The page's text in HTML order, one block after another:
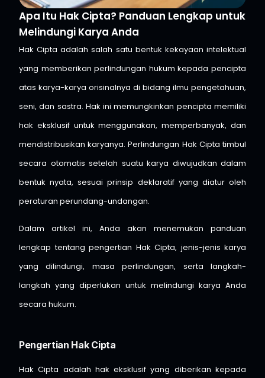
Apa Itu Hak Cipta? Panduan Lengkap untuk
Melindungi Karya Anda
Hak Cipta adalah salah satu bentuk kekayaan intelektual
yang memberikan perlindungan hukum kepada pencipta
atas karya-karya orisinalnya di bidang ilmu pengetahuan,
seni, dan sastra. Hak ini memungkinkan pencipta memiliki
hak eksklusif untuk menggunakan, memperbanyak, dan
mendistribusikan karyanya. Perlindungan Hak Cipta timbul
secara otomatis setelah suatu karya diwujudkan dalam
bentuk nyata, sesuai prinsip deklaratif yang diatur oleh
peraturan perundang-undangan.
Dalam artikel ini, Anda akan menemukan panduan
lengkap tentang pengertian Hak Cipta, jenis-jenis karya
yang dilindungi, masa perlindungan, serta langkah-
langkah yang diperlukan untuk melindungi karya Anda
secara hukum.
Pengertian Hak Cipta
Hak Cipta adalah hak eksklusif yang diberikan kepada